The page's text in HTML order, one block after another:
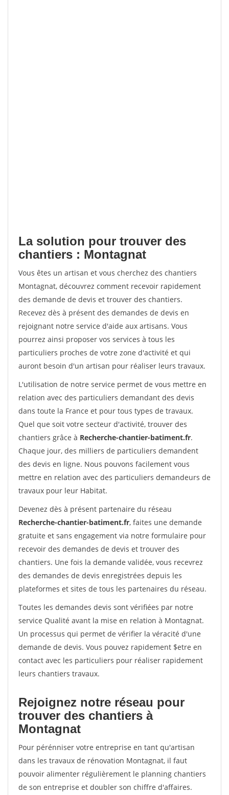
La solution pour trouver des
chantiers : Montagnat
Vous êtes un artisan et vous cherchez des chantiers
Montagnat, découvrez comment recevoir rapidement
des demande de devis et trouver des chantiers.
Recevez dès à présent des demandes de devis en
rejoignant notre service d'aide aux artisans. Vous
pourrez ainsi proposer vos services à tous les
particuliers proches de votre zone d'activité et qui
auront besoin d'un artisan pour réaliser leurs travaux.
L'utilisation de notre service permet de vous mettre en
relation avec des particuliers demandant des devis
dans toute la France et pour tous types de travaux.
Quel que soit votre secteur d'activité, trouver des
chantiers grâce à Recherche-chantier-batiment.fr.
Chaque jour, des milliers de particuliers demandent
des devis en ligne. Nous pouvons facilement vous
mettre en relation avec des particuliers demandeurs de
travaux pour leur Habitat.
Devenez dès à présent partenaire du réseau
Recherche-chantier-batiment.fr, faites une demande
gratuite et sans engagement via notre formulaire pour
recevoir des demandes de devis et trouver des
chantiers. Une fois la demande validée, vous recevrez
des demandes de devis enregistrées depuis les
plateformes et sites de tous les partenaires du réseau.
Toutes les demandes devis sont vérifiées par notre
service Qualité avant la mise en relation à Montagnat.
Un processus qui permet de vérifier la véracité d'une
demande de devis. Vous pouvez rapidement $etre en
contact avec les particuliers pour réaliser rapidement
leurs chantiers travaux.
Rejoignez notre réseau pour
trouver des chantiers à
Montagnat
Pour pérénniser votre entreprise en tant qu'artisan
dans les travaux de rénovation Montagnat, il faut
pouvoir alimenter régulièrement le planning chantiers
de son entreprise et doubler son chiffre d'affaires.